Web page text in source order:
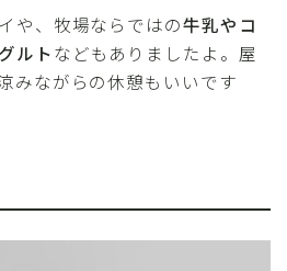
や、牧場ならではの牛乳やコ
ルトなどもありましたよ。屋
みながらの休憩もいいです